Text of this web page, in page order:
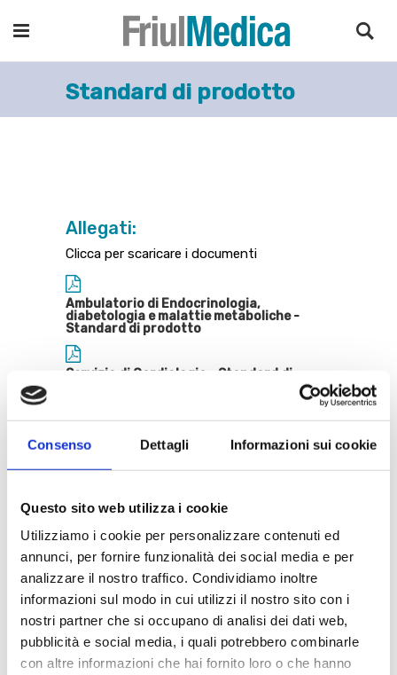
Consenso Dettagli Informazioni sui cookie
Questo sito web utilizza i cookie
Utilizziamo i cookie per personalizzare contenuti ed
annunci, per fornire funzionalità dei social media e per
analizzare il nostro traffico. Condividiamo inoltre
informazioni sul modo in cui utilizzi il nostro sito con i
nostri partner che si occupano di analisi dei dati web,
pubblicità e social media, i quali potrebbero combinarle
con altre informazioni che hai fornito loro o che hanno
Standard di prodotto
Allegati:
Clicca per scaricare i documenti
Ambulatorio di Endocrinologia,
diabetologia e malattie metaboliche -
Standard di prodotto
Servizio di Cardiologia - Standard di
prodotto
Standard di prodotto
Servizio di Medicina fisica e riabilitativa -
Standard di prodotto
Unità Operativa di Oculistica - Standard di
prodotto